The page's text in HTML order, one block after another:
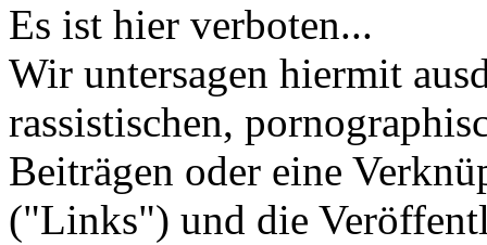
Es ist hier verboten...
Wir untersagen hiermit
rassistischen,
Beiträgen oder eine
("Links") und die